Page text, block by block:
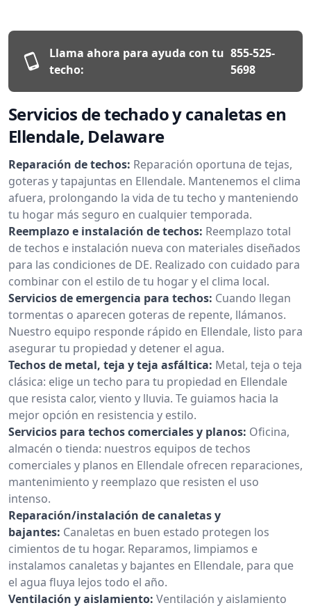
Llama ahora para ayuda con tu
techo:
855-525-
5698
Servicios de techado y canaletas en
Ellendale, Delaware
Reparación de techos: Reparación oportuna de tejas,
goteras y tapajuntas en Ellendale. Mantenemos el clima
afuera, prolongando la vida de tu techo y manteniendo
tu hogar más seguro en cualquier temporada.
Reemplazo e instalación de techos: Reemplazo total
de techos e instalación nueva con materiales diseñados
para las condiciones de DE. Realizado con cuidado para
combinar con el estilo de tu hogar y el clima local.
Servicios de emergencia para techos: Cuando llegan
tormentas o aparecen goteras de repente, llámanos.
Nuestro equipo responde rápido en Ellendale, listo para
asegurar tu propiedad y detener el agua.
Techos de metal, teja y teja asfáltica: Metal, teja o teja
clásica: elige un techo para tu propiedad en Ellendale
que resista calor, viento y lluvia. Te guiamos hacia la
mejor opción en resistencia y estilo.
Servicios para techos comerciales y planos: Oficina,
almacén o tienda: nuestros equipos de techos
comerciales y planos en Ellendale ofrecen reparaciones,
mantenimiento y reemplazo que resisten el uso
intenso.
Reparación/instalación de canaletas y
bajantes: Canaletas en buen estado protegen los
cimientos de tu hogar. Reparamos, limpiamos e
instalamos canaletas y bajantes en Ellendale, para que
el agua fluya lejos todo el año.
Ventilación y aislamiento: Ventilación y aislamiento